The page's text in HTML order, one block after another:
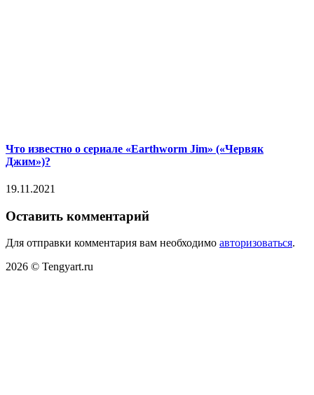
Что известно о сериале «Earthworm Jim» («Червяк
Джим»)?
19.11.2021
Оставить комментарий
Для отправки комментария вам необходимо авторизоваться.
2026 © Tengyart.ru